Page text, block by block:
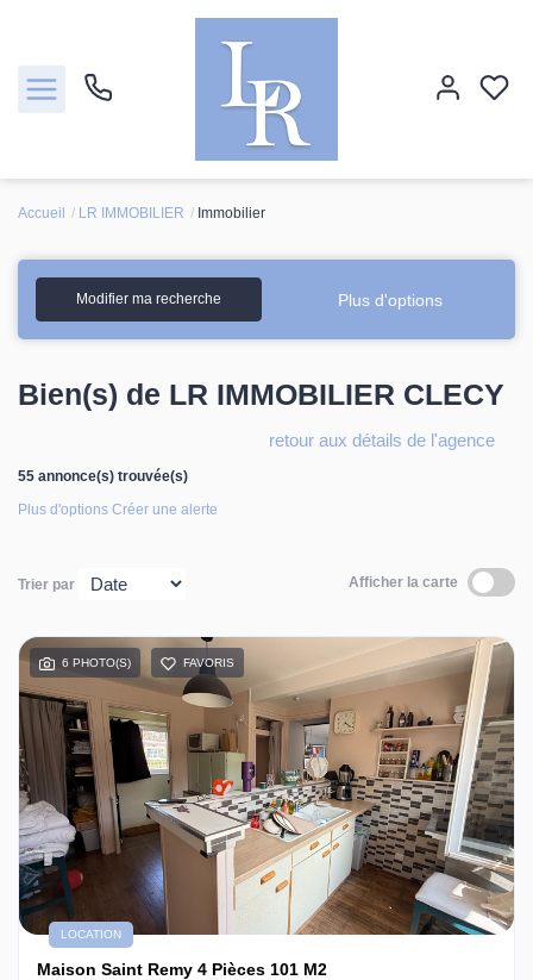
Locations
Notre agence
Accueil LR IMMOBILIER Immobilier
Modifier ma recherche Plus d'options
Bien(s) de LR IMMOBILIER CLECY
retour aux détails de l'agence
55 annonce(s) trouvée(s)
Plus d'options Créer une alerte
Trier par Afficher la carte
6 PHOTO(S) FAVORIS
LOCATION
Maison Saint Remy 4 Pièces 101 M2